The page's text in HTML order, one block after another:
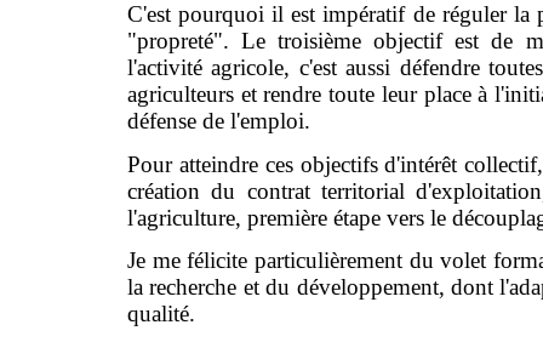
C'est pourquoi il est impératif de réguler la
"propreté". Le troisième objectif est de
l'activité agricole, c'est aussi défendre
agriculteurs et rendre toute leur place à
défense de l'emploi.
Pour atteindre ces objectifs d'intérêt
création du contrat territorial
l'agriculture, première étape vers le
Je me félicite particulièrement du volet
la recherche et du développement, dont
qualité.